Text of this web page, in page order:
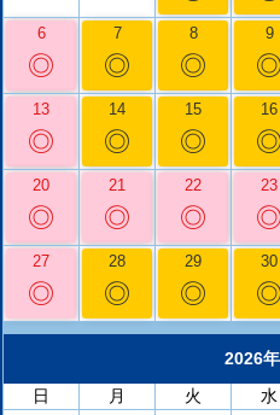
6
◎
7
◎
8
◎
9
◎
13
◎
14
◎
15
◎
16
◎
20
◎
21
◎
22
◎
23
◎
27
◎
28
◎
29
◎
30
◎
2026
日
月 火 水